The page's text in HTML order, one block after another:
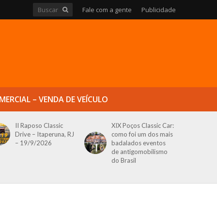
Fale com a gente Publicidade
– VENDA DE VEÍCULO
II Raposo Classic
Drive – Itaperuna, RJ
– 19/9/2026
XIX Poços Classic Car:
como foi um dos mais
badalados eventos
de antigomobilismo
do Brasil